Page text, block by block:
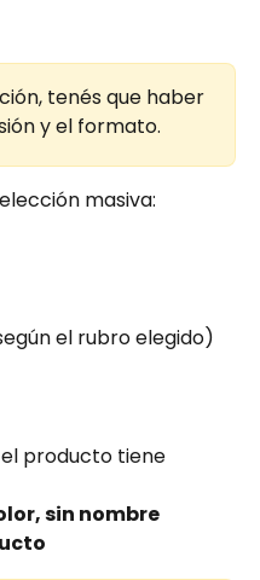
tenés que haber
y el formato.
masiva:
el rubro elegido)
producto tiene
sin nombre